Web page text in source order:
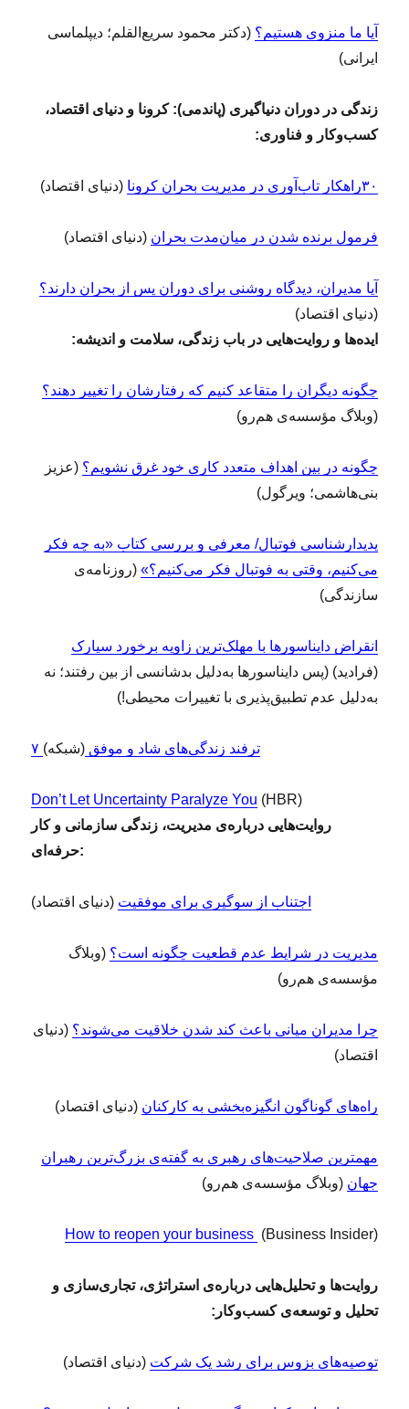
آیا ما منزوی هستیم؟ (دکتر محمود سریع‌القلم؛ دیپلماسی
ایرانی)
زندگی در دوران دنیاگیری (پاندمی): کرونا و دنیای اقتصاد،
کسب‌وکار و فناوری:
۳۰راهکار تاب‌آوری در مدیریت بحران کرونا (دنیای اقتصاد)
فرمول برنده شدن در میان‌مدت بحران (دنیای اقتصاد)
آیا مدیران، دیدگاه روشنی برای دوران پس از بحران دارند؟
(دنیای اقتصاد)
ایده‌ها و روایت‌هایی در باب زندگی، سلامت و اندیشه:
چگونه دیگران را متقاعد کنیم که رفتارشان را تغییر دهند؟
(وبلاگ مؤسسه‌ی هم‌رو)
چگونه در بین اهداف متعدد کاری خود غرق نشویم؟ (عزیز
بنی‌هاشمی؛ ویرگول)
پدیدارشناسی فوتبال/ معرفی و بررسی کتاب «به چه فکر
می‌کنیم، وقتی به فوتبال فکر می‌کنیم؟» (روزنامه‌ی
سازندگی)
انقراض دایناسور‌ها با مهلک‌ترین زاویه برخورد سیارک
(فرادید) (پس دایناسورها به‌دلیل بدشانسی از بین رفتند؛ نه
به‌دلیل عدم تطبیق‌پذیری با تغییرات محیطی!)
۷ ترفند زندگی‌های شاد و موفق (شبکه)
Don’t Let Uncertainty Paralyze You (HBR)
روایت‌هایی درباره‌ی مدیریت، زندگی سازمانی و کار
حرفه‌ای:
اجتناب از سوگیری برای موفقیت (دنیای اقتصاد)
مدیریت در شرایط عدم قطعیت چگونه است؟ (وبلاگ
مؤسسه‌ی هم‌رو)
چرا مدیران میانی باعث کند شدن خلاقیت می‌شوند؟ (دنیای
اقتصاد)
راه‌های گوناگون انگیزه‌بخشی به کارکنان (دنیای اقتصاد)
مهمترین صلاحیت‌‌های رهبری به گفته‌ی بزرگ‌ترین رهبران
جهان (وبلاگ مؤسسه‌ی هم‌رو)
How to reopen your business (Business Insider)
روایت‌ها و تحلیل‌هایی درباره‌ی استراتژی، تجاری‌سازی و
تحلیل و توسعه‌ی کسب‌وکار:
توصیه‌های بزوس برای رشد یک شرکت (دنیای اقتصاد)